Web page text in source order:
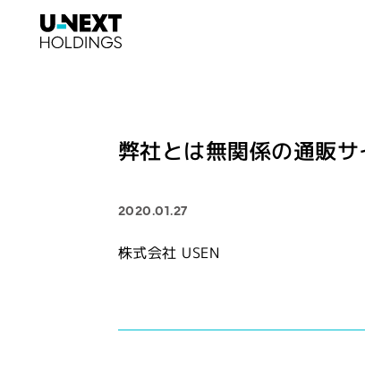
弊社とは無関係の通販
2020.01.27
株式会社 USEN